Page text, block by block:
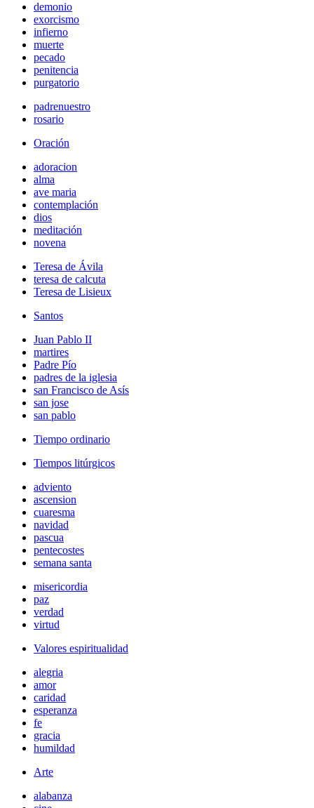
demonio
exorcismo
infierno
muerte
pecado
penitencia
purgatorio
padrenuestro
rosario
Oración
adoracion
alma
ave maria
contemplación
dios
meditación
novena
Teresa de Ávila
teresa de calcuta
Teresa de Lisieux
Santos
Juan Pablo II
martires
Padre Pío
padres de la iglesia
san Francisco de Asís
san jose
san pablo
Tiempo ordinario
Tiempos litúrgicos
adviento
ascension
cuaresma
navidad
pascua
pentecostes
semana santa
misericordia
paz
verdad
virtud
Valores espiritualidad
alegria
amor
caridad
esperanza
fe
gracia
humildad
Arte
alabanza